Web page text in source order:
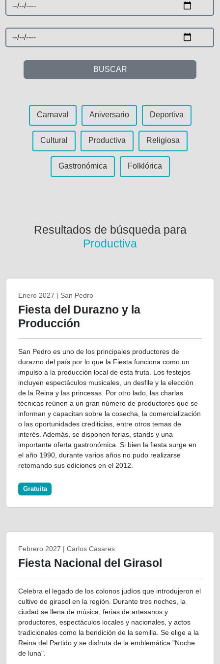
BUSCAR
Carnaval Aniversario Deportiva
Cultural Productiva Religiosa
Gastronómica Folklórica
Resultados de búsqueda para
Productiva
Enero 2027 | San Pedro
Fiesta del Durazno y la
Producción
San Pedro es uno de los principales productores de
durazno del país por lo que la Fiesta funciona como un
impulso a la producción local de esta fruta. Los festejos
incluyen espectáculos musicales, un desfile y la elección
de la Reina y las princesas. Por otro lado, las charlas
técnicas reúnen a un gran número de productores que se
informan y capacitan sobre la cosecha, la comercialización
o las oportunidades crediticias, entre otros temas de
interés. Además, se disponen ferias, stands y una
importante oferta gastronómica. Si bien la fiesta surge en
el año 1990, durante varios años no pudo realizarse
retomando sus ediciones en el 2012.
Gratuita
Febrero 2027 | Carlos Casares
Fiesta Nacional del Girasol
Celebra el legado de los colonos judíos que introdujeron el
cultivo de girasol en la región. Durante tres noches, la
ciudad se llena de música, ferias de artesanos y
productores, espectáculos locales y nacionales, y actos
tradicionales como la bendición de la semilla. Se elige a la
Reina del Partido y se disfruta de la emblemática "Noche
de luna".